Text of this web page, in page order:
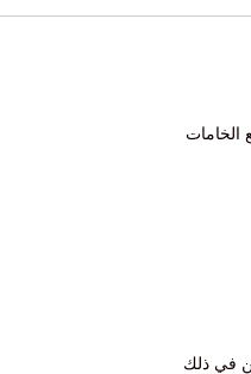
الخامات
في ذلك